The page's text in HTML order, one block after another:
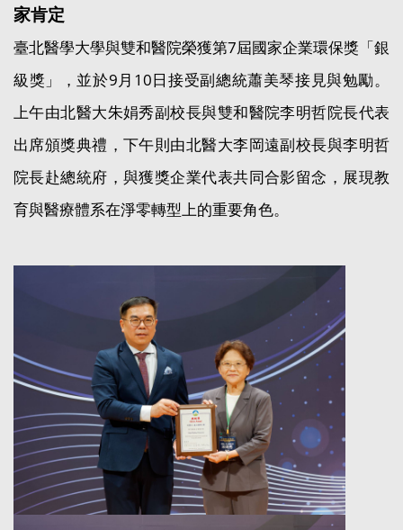
家肯定
臺北醫學大學與雙和醫院榮獲第7屆國家企業環保獎「銀
級獎」，並於9月10日接受副總統蕭美琴接見與勉勵。
上午由北醫大朱娟秀副校長與雙和醫院李明哲院長代表
出席頒獎典禮，下午則由北醫大李岡遠副校長與李明哲
院長赴總統府，與獲獎企業代表共同合影留念，展現教
育與醫療體系在淨零轉型上的重要角色。